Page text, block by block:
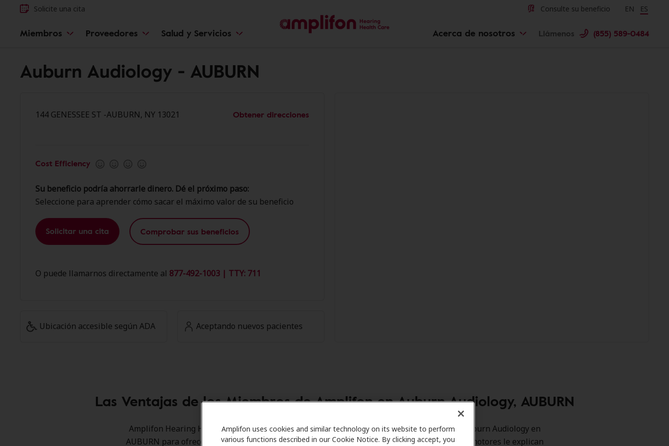
Amplifon uses cookies and similar technology on its website to perform
various functions described in our Cookie Notice. By clicking accept, you
Solicite una cita Consulte su beneficio Change
EN ES
Miembros Proveedores Salud y Servicios Acerca de nosotros Llámenos (855) 589-0484
Auburn Audiology - AUBURN
144 GENESSEE ST -AUBURN, NY 13021 Obtener direcciones
Cost Efficiency
Su beneficio podría ahorrarle dinero. Dé el próximo paso:
Seleccione para aprender cómo sacar el máximo valor de su beneficio
Solicitar una cita Comprobar sus beneficios
O puede llamarnos directamente al 877-492-1003 | TTY: 711
Ubicación accesible según ADA Aceptando nuevos pacientes
Las Ventajas de los Miembros de Amplifon en Auburn Audiology, AUBURN
Amplifon Hearing Health Care se asocia con muchos planes de beneficios y clínicas como Auburn Audiology en
AUBURN para ofrecer descuentos especiales en audífonos y atención auditiva. Nuestros promotores le explican